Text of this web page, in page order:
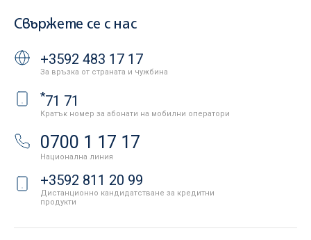
Свържете се с нас
+3592 483 17 17
За връзка от страната и чужбина
*71 71
Кратък номер за абонати на мобилни оператори
0700 1 17 17
Национална линия
+3592 811 20 99
Дистанционно кандидатстване за кредитни
продукти